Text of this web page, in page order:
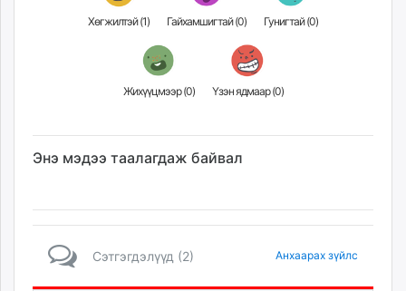
Хөгжилтэй (1) Гайхамшигтай (0) Гунигтай (0)
Жихүүцмээр (0) Үзэн ядмаар (0)
Энэ мэдээ таалагдаж байвал
Сэтгэгдэлүүд (2) Анхаарах зүйлс